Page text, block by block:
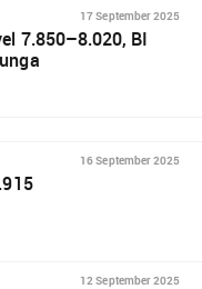
17 September 2025
7.850–8.020, BI
16 September 2025
12 September 2025